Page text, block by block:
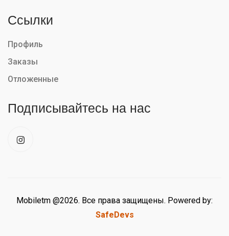
Ссылки
Профиль
Заказы
Отложенные
Подписывайтесь на нас
Mobiletm @2026. Все права защищены. Powered by:
SafeDevs